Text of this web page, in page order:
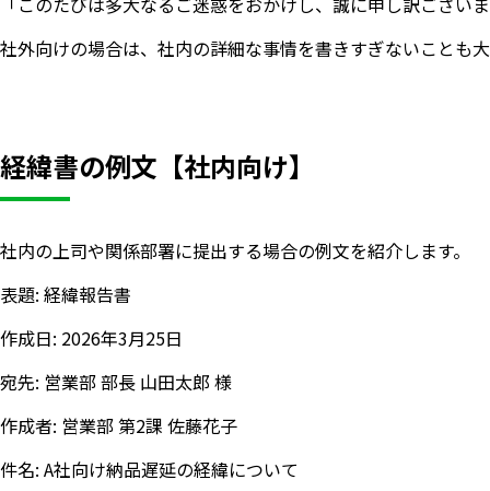
社外向けの場合は、社内の詳細な事情を書きすぎないことも
経緯書の例文【社内向け】
社内の上司や関係部署に提出する場合の例文を紹介します。
表題: 経緯報告書
作成日: 2026年3月25日
宛先: 営業部 部長 山田太郎 様
作成者: 営業部 第2課 佐藤花子
件名: A社向け納品遅延の経緯について